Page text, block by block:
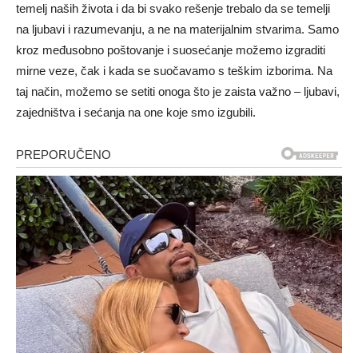
temelj naših života i da bi svako rešenje trebalo da se temelji
na ljubavi i razumevanju, a ne na materijalnim stvarima. Samo
kroz međusobno poštovanje i suosećanje možemo izgraditi
mirne veze, čak i kada se suočavamo s teškim izborima. Na
taj način, možemo se setiti onoga što je zaista važno – ljubavi,
zajedništva i sećanja na one koje smo izgubili.